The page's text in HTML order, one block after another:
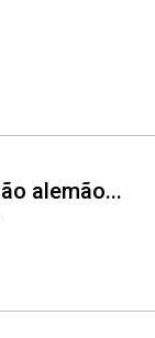
alemão...